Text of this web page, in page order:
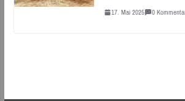
17. Mai 2025 0